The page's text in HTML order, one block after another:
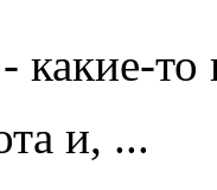
- какие-
и, ...